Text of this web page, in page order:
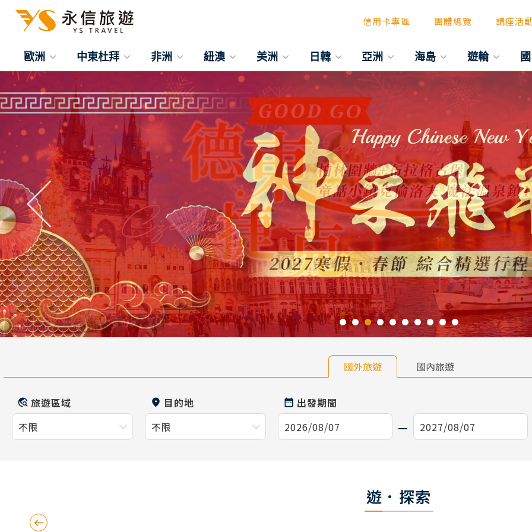
信用卡專區 團體總覽 講座活
歐洲 中東杜拜 非洲 紐澳 美洲 日韓 亞洲 海島 遊輪
往前
國外旅遊 國內旅遊
旅遊區域 目的地 出發期間
遊．探索